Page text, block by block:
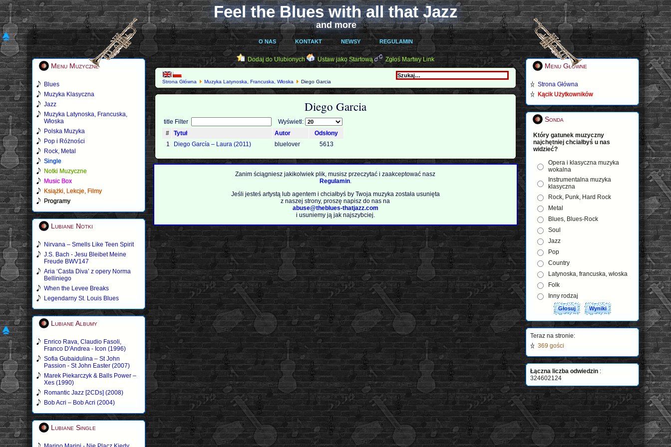
Feel the Blues with all that Jazz
and more
O NAS KONTAKT NEWSY REGULAMIN
Menu Muzyczne
Blues
Muzyka Klasyczna
Jazz
Muzyka Latynoska, Francuska,
Włoska
Polska Muzyka
Pop i Różności
Rock, Metal
Single
Notki Muzyczne
Music Box
Książki, Lekcje, Filmy
Programy
Lubiane Notki
Nirvana – Smells Like Teen Spirit
J.S. Bach - Jesu Bleibet Meine
Freude BWV147
Aria ‘Casta Diva’ z opery Norma
Belliniego
When the Levee Breaks
Legendarny St. Louis Blues
Lubiane Albumy
Enrico Rava, Claudio Fasoli,
Franco D'Andrea - Icon (1996)
Sofia Gubaidulina – St John
Passion - St John Easter (2007)
Marek Piekarczyk & Balls Power –
Xes (1990)
Romantic Jazz [2CDs] (2008)
Bob Acri – Bob Acri (2004)
Lubiane Single
Dodaj do Ulubionych Ustaw jako Startową Zgłoś Martwy Link
Strona Główna Muzyka Latynoska, Francuska, Włoska Diego Garcia
Diego Garcia
title Filter
Wyświetl:
#
Tytuł Autor
Odsłony
1
Diego García – Laura (2011) bluelover 5613
Zanim ściągniesz jakikolwiek plik, musisz przeczytać i zaakceptować nasz
Regulamin.
Jeśli jesteś artystą lub agentem i chciałbyś by Twoja muzyka została usunięta
z naszej strony, proszę napisz do nas na
abuse@theblues-thatjazz.com
i usuniemy ją jak najszybciej.
Menu Główne
Strona Główna
Kącik Użytkowników
Sonda
Który gatunek muzyczny
najchętniej chciałbyś u nas
widzieć?
Opera i klasyczna muzyka
wokalna
Instrumentalna muzyka
klasyczna
Rock, Punk, Hard Rock
Metal
Blues, Blues-Rock
Soul
Jazz
Pop
Country
Latynoska, francuska, włoska
Folk
Inny rodzaj
Teraz na stronie:
369 gości
Łączna liczba odwiedzin :
324602124